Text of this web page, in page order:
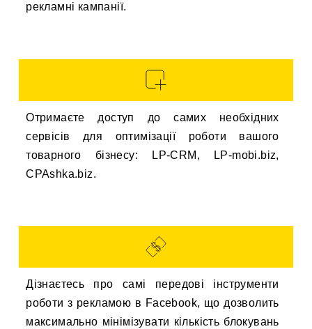
рекламні кампанії.
Отримаєте доступ до самих необхідних
сервісів для оптимізації роботи вашого
товарного бізнесу: LP-CRM, LP-mobi.biz,
CPAshka.biz.
Дізнаєтесь про самі передові інструменти
роботи з рекламою в Facebook, що дозволить
максимально мінімізувати кількість блокувань